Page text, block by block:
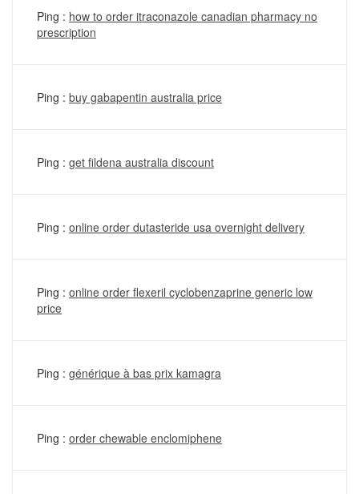
Ping : how to order itraconazole canadian pharmacy no
prescription
Ping : buy gabapentin australia price
Ping : get fildena australia discount
Ping : online order dutasteride usa overnight delivery
Ping : online order flexeril cyclobenzaprine generic low
price
Ping : générique à bas prix kamagra
Ping : order chewable enclomiphene